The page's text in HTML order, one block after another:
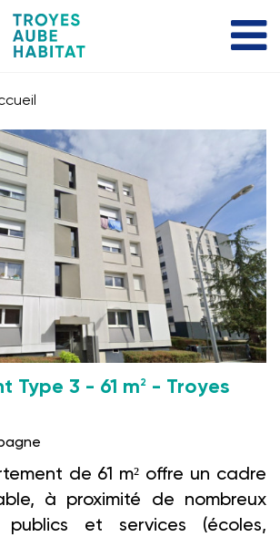
Type 3 - 61 m2 - Troyes
de 61 m² offre un cadre
à proximité de nombreux
publics et services (écoles,